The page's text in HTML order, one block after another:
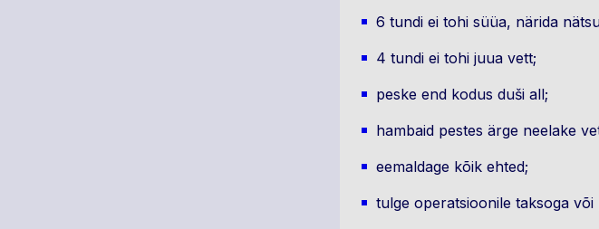
6 tundi ei tohi süüa, närida
4 tundi ei tohi juua vett;
peske end kodus duši all;
hambaid pestes ärge neelake
eemaldage kõik ehted;
tulge operatsioonile taksoga või